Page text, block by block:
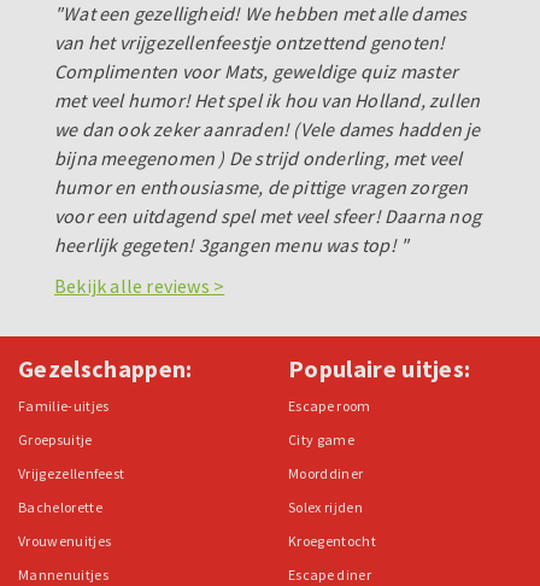
"Wat een gezelligheid! We hebben met alle dames
van het vrijgezellenfeestje ontzettend genoten!
Complimenten voor Mats, geweldige quiz master
met veel humor! Het spel ik hou van Holland, zullen
we dan ook zeker aanraden! (Vele dames hadden je
bijna meegenomen ) De strijd onderling, met veel
humor en enthousiasme, de pittige vragen zorgen
voor een uitdagend spel met veel sfeer! Daarna nog
heerlijk gegeten! 3gangen menu was top! "
Bekijk alle reviews >
Gezelschappen:
Familie-uitjes
Groepsuitje
Vrijgezellenfeest
Bachelorette
Vrouwenuitjes
Mannenuitjes
Populaire uitjes:
Escape room
City game
Moorddiner
Solex rijden
Kroegentocht
Escape diner